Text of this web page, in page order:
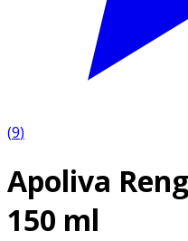
(9)
Apoliva
150 ml